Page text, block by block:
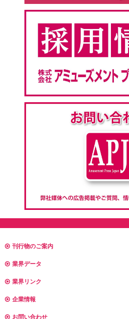
刊行物のご案内
業界データ
業界リンク
企業情報
お問い合わせ